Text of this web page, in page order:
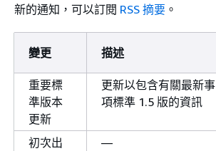
新的通知，可以訂閱 RSS 摘要 。
變更 描述
重要標
準版本
更新
更新以包含有關最新事
項標準 1.5 版的資訊
初次出
—